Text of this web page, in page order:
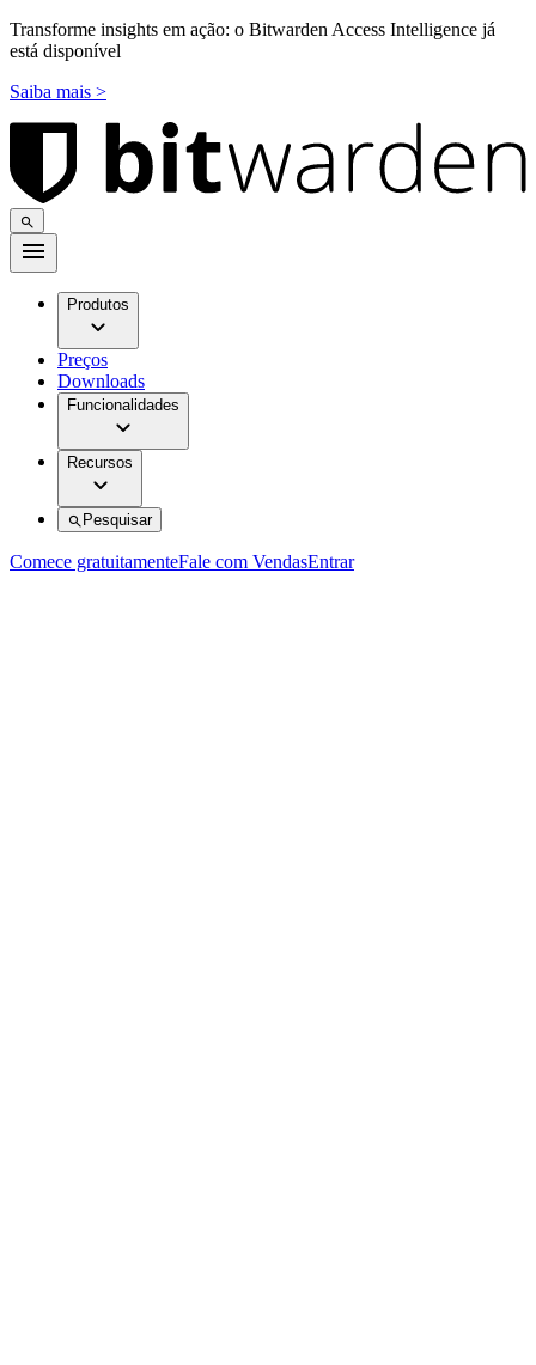
Transforme insights em ação: o Bitwarden Access Intelligence já
está disponível
Saiba mais >
Produtos
Preços
Downloads
Funcionalidades
Recursos
Pesquisar
Comece gratuitamenteFale com VendasEntrar